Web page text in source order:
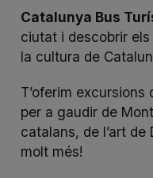
Catalunya Bus
ciutat i descobrir
la cultura de
T’oferim excursions
per a gaudir de
catalans, de l’art
molt més!